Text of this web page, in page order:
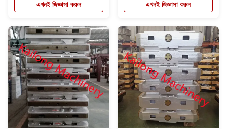
এখনই জিজ্ঞাসা করুন এখনই জিজ্ঞাসা করুন